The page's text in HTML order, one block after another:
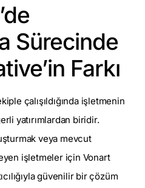
Sürecinde
Farkı
çalışıldığında işletmenin
yatırımlardan biridir.
veya mevcut
işletmeler için Vonart
güvenilir bir çözüm